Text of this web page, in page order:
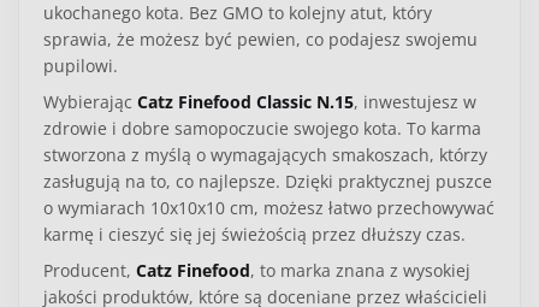
ukochanego kota. Bez GMO to kolejny atut, który
sprawia, że możesz być pewien, co podajesz swojemu
pupilowi.
Wybierając Catz Finefood Classic N.15, inwestujesz w
zdrowie i dobre samopoczucie swojego kota. To karma
stworzona z myślą o wymagających smakoszach, którzy
zasługują na to, co najlepsze. Dzięki praktycznej puszce
o wymiarach 10x10x10 cm, możesz łatwo przechowywać
karmę i cieszyć się jej świeżością przez dłuższy czas.
Producent, Catz Finefood, to marka znana z wysokiej
jakości produktów, które są doceniane przez właścicieli